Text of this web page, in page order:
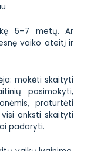
5–7 metų. Ar
vaiko ateitį ir
mokėti skaityti
pasimokyti,
praturtėti
anksti skaityti
padaryti.